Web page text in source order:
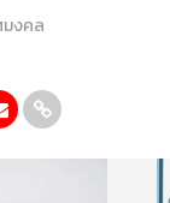
มงคล